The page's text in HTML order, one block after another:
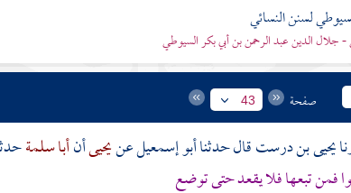
لسنن النسائي
جلال الدين عبد الرحمن بن أبي بكر السيوطي
صفحة 43
يحيى بن درستقال حدثناأبو إسمعيلعنيحيىأنأبا سلمة
فمن تبعها فلا يقعد حتى توضع